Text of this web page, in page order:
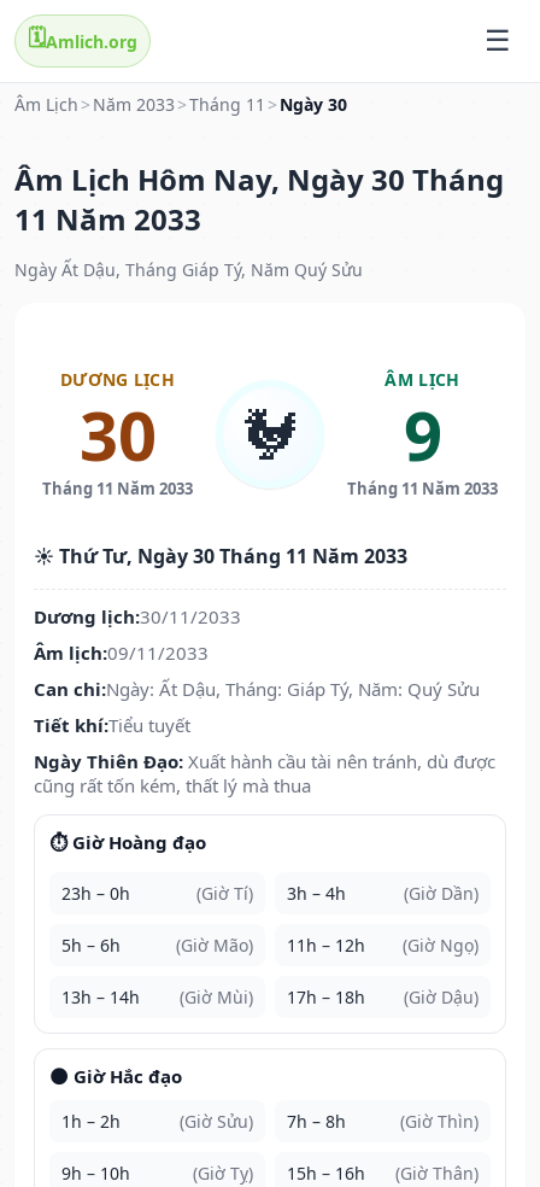
🗓️Amlich.org
Âm Lịch > Năm 2033 >Tháng 11 > Ngày 30
Âm Lịch Hôm Nay, Ngày 30 Tháng
11 Năm 2033
Ngày Ất Dậu, Tháng Giáp Tý, Năm Quý Sửu
DƯƠNG LỊCH
30
Tháng 11 Năm 2033
🐓
ÂM LỊCH
9
Tháng 11 Năm 2033
☀️ Thứ Tư, Ngày 30 Tháng 11 Năm 2033
Dương lịch:30/11/2033
Âm lịch:09/11/2033
Can chi:Ngày: Ất Dậu, Tháng: Giáp Tý, Năm: Quý Sửu
Tiết khí:Tiểu tuyết
Ngày Thiên Đạo: Xuất hành cầu tài nên tránh, dù được
cũng rất tốn kém, thất lý mà thua
⏱️ Giờ Hoàng đạo
23h – 0h (Giờ Tí) 3h – 4h (Giờ Dần)
5h – 6h (Giờ Mão) 11h – 12h (Giờ Ngọ)
13h – 14h (Giờ Mùi) 17h – 18h (Giờ Dậu)
🌑 Giờ Hắc đạo
1h – 2h (Giờ Sửu) 7h – 8h (Giờ Thìn)
9h – 10h (Giờ Tỵ) 15h – 16h (Giờ Thân)